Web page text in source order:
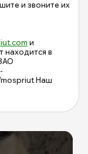
и звоните их
и
в
Наш